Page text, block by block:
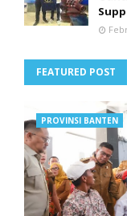
FEATURED POST
PROVINSI BANTEN